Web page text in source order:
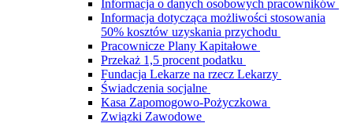
Informacja o danych osobowych pracowników
Informacja dotycząca możliwości stosowania
50% kosztów uzyskania przychodu
Pracownicze Plany Kapitałowe
Przekaż 1,5 procent podatku
Fundacja Lekarze na rzecz Lekarzy
Świadczenia socjalne
Kasa Zapomogowo-Pożyczkowa
Związki Zawodowe